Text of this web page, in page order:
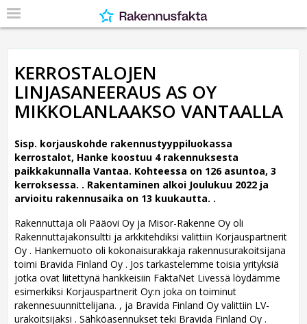
KERROSTALOJEN
LINJASANEERAUS AS OY
MIKKOLANLAAKSO VANTAALLA
Sisp. korjauskohde rakennustyyppiluokassa
kerrostalot, Hanke koostuu 4 rakennuksesta
paikkakunnalla Vantaa. Kohteessa on 126 asuntoa, 3
kerroksessa. . Rakentaminen alkoi Joulukuu 2022 ja
arvioitu rakennusaika on 13 kuukautta. .
Rakennuttaja oli Pääovi Oy ja Misor-Rakenne Oy oli
Rakennuttajakonsultti ja arkkitehdiksi valittiin Korjauspartnerit
Oy . Hankemuoto oli kokonaisurakkaja rakennusurakoitsijana
toimi Bravida Finland Oy . Jos tarkastelemme toisia yrityksiä
jotka ovat liitettynä hankkeisiin FaktaNet Livessä löydämme
esimerkiksi Korjauspartnerit Oy:n joka on toiminut
rakennesuunnittelijana. , ja Bravida Finland Oy valittiin LV-
urakoitsijaksi . Sähköasennukset teki Bravida Finland Oy .